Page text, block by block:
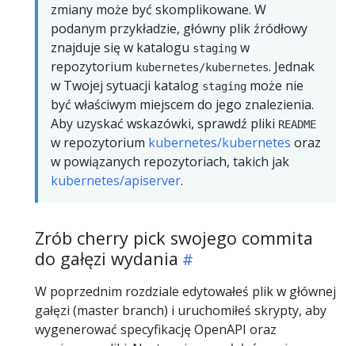
zmiany może być skomplikowane. W
podanym przykładzie, główny plik źródłowy
znajduje się w katalogu staging w
repozytorium kubernetes/kubernetes. Jednak
w Twojej sytuacji katalog staging może nie
być właściwym miejscem do jego znalezienia.
Aby uzyskać wskazówki, sprawdź pliki README
w repozytorium kubernetes/kubernetes oraz
w powiązanych repozytoriach, takich jak
kubernetes/apiserver.
Zrób cherry pick swojego commita
do gałęzi wydania
W poprzednim rozdziale edytowałeś plik w głównej
gałęzi (master branch) i uruchomiłeś skrypty, aby
wygenerować specyfikację OpenAPI oraz